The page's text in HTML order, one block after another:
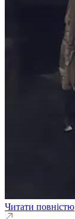
Читати повністю